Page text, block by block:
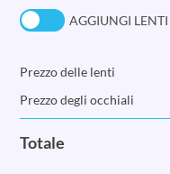
AGGIUNGI LENTI
Prezzo delle lenti
Prezzo degli occhiali
Totale